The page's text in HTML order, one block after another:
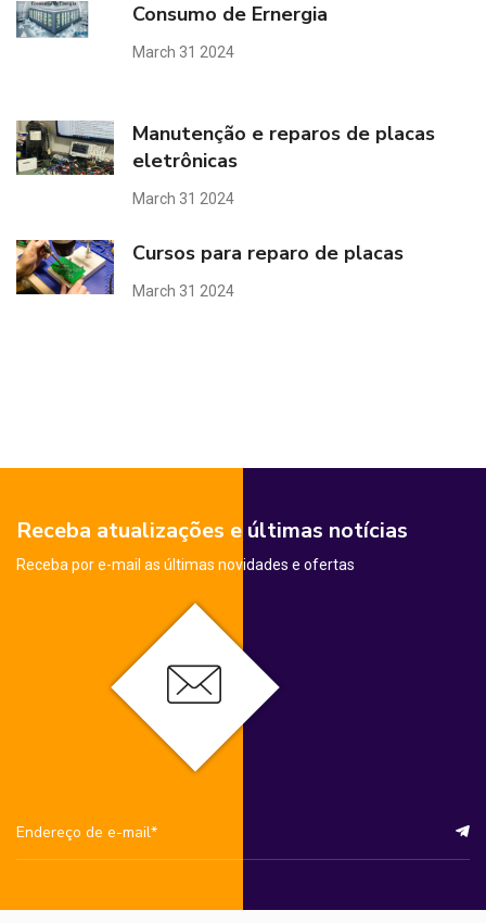
Consumo de Ernergia
March 31 2024
Manutenção e reparos de placas
eletrônicas
March 31 2024
Cursos para reparo de placas
March 31 2024
Receba atualizações e últimas notícias
Receba por e-mail as últimas novidades e ofertas